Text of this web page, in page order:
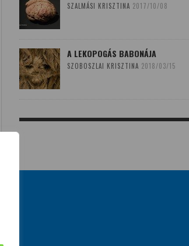
SZALMÁSI KRISZTINA 2017/10/08
A LEKOPOGÁS BABONÁJA
SZOBOSZLAI KRISZTINA 2018/03/15